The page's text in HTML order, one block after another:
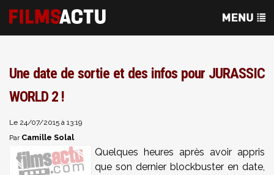
Une date de sortie et des infos pour JURASSIC
WORLD 2 !
Le 24/07/2015 à 13:19
Par Camille Solal
Quelques heures après avoir appris
que son dernier blockbuster en date,